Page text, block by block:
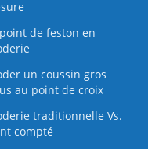
de feston en
un coussin gros
au point de croix
traditionnelle Vs.
compté